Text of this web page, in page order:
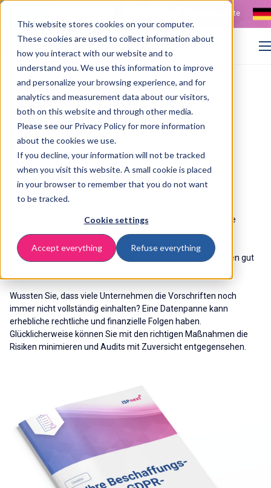
This website stores cookies on your computer.
These cookies are used to collect information about
how you interact with our website and to
understand you. We use this information to improve
and personalize your browsing experience, and for
analytics and measurement data about our visitors,
both on this website and through other media.
Please see our Privacy Policy for more information
about the cookies we use.
If you decline, your information will not be tracked
when you visit this website. A small cookie is placed
in your browser to remember that you do not want
to be tracked.
Cookie settings
Accept everything Refuse everything
Stellenangebote
Home >Resources>Checkliste: GDPR-konform
Ist Ihre
Beschaffungsabteilung
GDPR-sicher?
24 Juni 2025
Jeden Tag verarbeitet Ihre Beschaffungsabteilung sensible
Informationen über Lieferanten, Verträge und finanzielle
Transaktionen. Angesichts der strengen europäischen
Datenschutzgesetze (GDPR) ist es wichtig, dass diese Daten gut
Wussten Sie, dass viele Unternehmen die Vorschriften noch
immer nicht vollständig einhalten? Eine Datenpanne kann
erhebliche rechtliche und finanzielle Folgen haben.
Glücklicherweise können Sie mit den richtigen Maßnahmen die
Risiken minimieren und Audits mit Zuversicht entgegensehen.